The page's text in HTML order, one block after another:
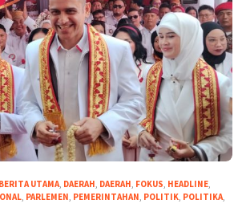
BERITA UTAMA, DAERAH, DAERAH, FOKUS, HEADLINE,
, PARLEMEN, PEMERINTAHAN, POLITIK, POLITIKA,